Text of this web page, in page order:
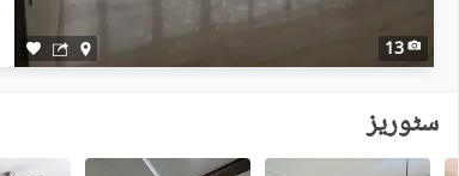
13
سٹوریز